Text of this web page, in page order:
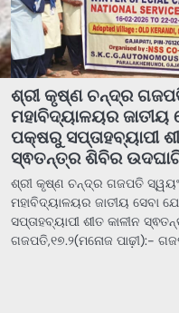
ଶ୍ରୀ କୃଷ୍ଣ ଚନ୍ଦ୍ର
ମହାବିଦ୍ୟାଳୟର ଜାତୀୟ
ପକ୍ଷରୁ ସପ୍ତାହବ୍ୟାପୀ
ସ୍ଵତନ୍ତ୍ର ଶିବିର
ଶ୍ରୀ କୃଷ୍ଣ ଚନ୍ଦ୍ର ଗଜପତି
ମହାବିଦ୍ୟାଳୟର ଜାତୀୟ ସେବା
ସପ୍ତାହବ୍ୟାପୀ ଶୀତ କାଳୀନ
ଗଜପତି,୧୭.୨(ମନୋଜ ପାଢ଼ୀ):-